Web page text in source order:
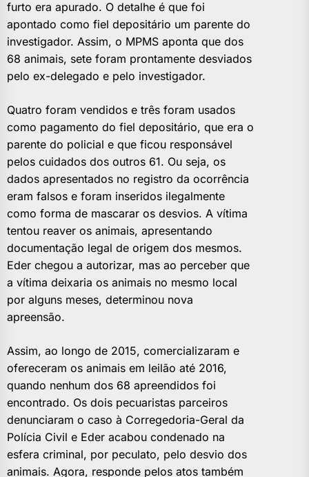
furto era apurado. O detalhe é que foi
apontado como fiel depositário um parente do
investigador. Assim, o MPMS aponta que dos
68 animais, sete foram prontamente desviados
pelo ex-delegado e pelo investigador.
Quatro foram vendidos e três foram usados
como pagamento do fiel depositário, que era o
parente do policial e que ficou responsável
pelos cuidados dos outros 61. Ou seja, os
dados apresentados no registro da ocorrência
eram falsos e foram inseridos ilegalmente
como forma de mascarar os desvios. A vítima
tentou reaver os animais, apresentando
documentação legal de origem dos mesmos.
Eder chegou a autorizar, mas ao perceber que
a vítima deixaria os animais no mesmo local
por alguns meses, determinou nova
apreensão.
Assim, ao longo de 2015, comercializaram e
ofereceram os animais em leilão até 2016,
quando nenhum dos 68 apreendidos foi
encontrado. Os dois pecuaristas parceiros
denunciaram o caso à Corregedoria-Geral da
Polícia Civil e Eder acabou condenado na
esfera criminal, por peculato, pelo desvio dos
animais. Agora, responde pelos atos também